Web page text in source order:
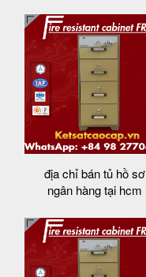
địa chỉ bán tủ hồ sơ
ngân hàng tại hcm